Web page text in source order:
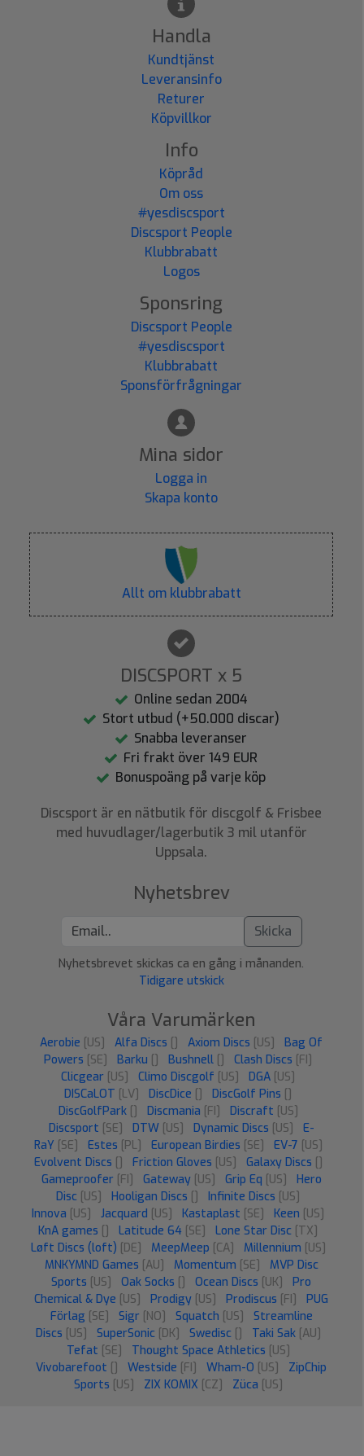
Handla
Kundtjänst
Leveransinfo
Returer
Köpvillkor
Info
Köpråd
Om oss
#yesdiscsport
Discsport People
Klubbrabatt
Logos
Sponsring
Discsport People
#yesdiscsport
Klubbrabatt
Sponsförfrågningar
Mina sidor
Logga in
Skapa konto
Allt om klubbrabatt
DISCSPORT x 5
Online sedan 2004
Stort utbud (+50.000 discar)
Snabba leveranser
Fri frakt över 149 EUR
Bonuspoäng på varje köp
Discsport är en nätbutik för discgolf & Frisbee
med huvudlager/lagerbutik 3 mil utanför
Uppsala.
Nyhetsbrev
Skicka
Nyhetsbrevet skickas ca en gång i månanden.
Tidigare utskick
Våra Varumärken
Aerobie [US] Alfa Discs [] Axiom Discs [US]
Bag Of
Powers [SE] Barku [] Bushnell [] Clash Discs [FI]
Clicgear [US] Climo Discgolf [US] DGA [US]
DISCaLOT [LV] DiscDice [] DiscGolf Pins []
DiscGolfPark [] Discmania [FI] Discraft [US]
Discsport [SE] DTW [US] Dynamic Discs [US]
E-
RaY [SE] Estes [PL] European Birdies [SE] EV-7 [US]
Evolvent Discs [] Friction Gloves [US] Galaxy Discs []
Gameproofer [FI] Gateway [US] Grip Eq [US]
Hero
Disc [US] Hooligan Discs [] Infinite Discs [US]
Innova [US] Jacquard [US] Kastaplast [SE] Keen [US]
KnA games [] Latitude 64 [SE] Lone Star Disc [TX]
Løft Discs (loft) [DE] MeepMeep [CA] Millennium [US]
MNKYMND Games [AU] Momentum [SE]
MVP Disc
Sports [US] Oak Socks [] Ocean Discs [UK]
Pro
Chemical & Dye [US] Prodigy [US] Prodiscus [FI]
PUG
Förlag [SE] Sigr [NO] Squatch [US]
Streamline
Discs [US] SuperSonic [DK] Swedisc [] Taki Sak [AU]
Tefat [SE] Thought Space Athletics [US]
Vivobarefoot [] Westside [FI] Wham-O [US]
ZipChip
Sports [US] ZIX KOMIX [CZ] Züca [US]